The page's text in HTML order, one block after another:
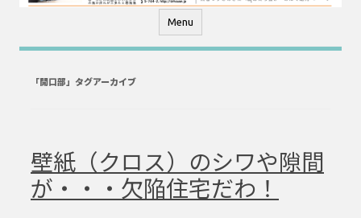
Menu
「開口部」タグアーカイブ
壁紙（クロス）のシワや隙間
が・・・欠陥住宅だわ！